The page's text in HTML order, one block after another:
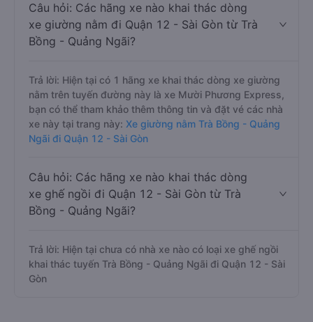
Câu hỏi: Các hãng xe nào khai thác dòng
xe giường nằm đi Quận 12 - Sài Gòn từ Trà
Bồng - Quảng Ngãi?
Trả lời: Hiện tại có 1 hãng xe khai thác dòng xe giường
nằm trên tuyến đường này là xe Mười Phương Express,
bạn có thể tham khảo thêm thông tin và đặt vé các nhà
xe này tại trang này: Xe giường nằm Trà Bồng - Quảng
Ngãi đi Quận 12 - Sài Gòn
Câu hỏi: Các hãng xe nào khai thác dòng
xe ghế ngồi đi Quận 12 - Sài Gòn từ Trà
Bồng - Quảng Ngãi?
Trả lời: Hiện tại chưa có nhà xe nào có loại xe ghế ngồi
khai thác tuyến Trà Bồng - Quảng Ngãi đi Quận 12 - Sài
Gòn